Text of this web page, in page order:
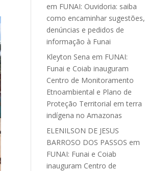
em FUNAI: Ouvidoria: saiba
como encaminhar sugestões,
denúncias e pedidos de
informação à Funai
Kleyton Sena em FUNAI:
Funai e Coiab inauguram
Centro de Monitoramento
Etnoambiental e Plano de
Proteção Territorial em terra
indígena no Amazonas
ELENILSON DE JESUS
BARROSO DOS PASSOS em
FUNAI: Funai e Coiab
inauguram Centro de